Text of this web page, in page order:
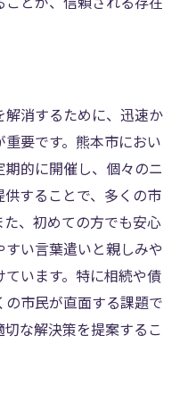
解消するために、迅速か
要です。熊本市におい
的に開催し、個々のニ
することで、多くの市
、初めての方でも安心
すい言葉遣いと親しみや
います。特に相続や債
市民が直面する課題で
な解決策を提案するこ